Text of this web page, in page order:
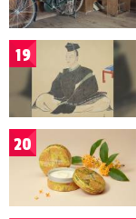
19
20